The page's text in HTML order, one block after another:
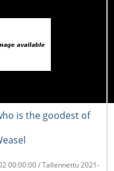
is the goodest of
00:00:00 / Tallennettu 2021-